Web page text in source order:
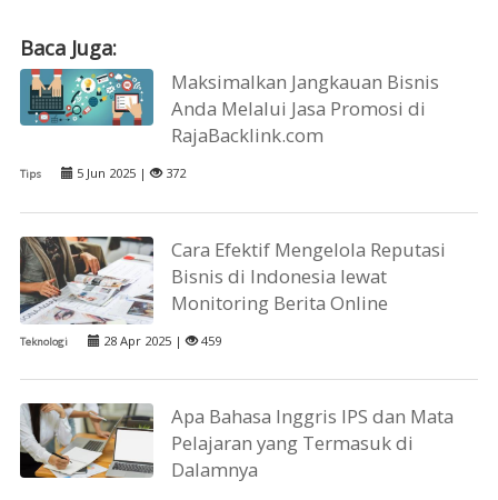
Baca Juga:
Maksimalkan Jangkauan Bisnis
Anda Melalui Jasa Promosi di
RajaBacklink.com
Tips 5 Jun 2025 | 372
Cara Efektif Mengelola Reputasi
Bisnis di Indonesia lewat
Monitoring Berita Online
Teknologi 28 Apr 2025 | 459
Apa Bahasa Inggris IPS dan Mata
Pelajaran yang Termasuk di
Dalamnya